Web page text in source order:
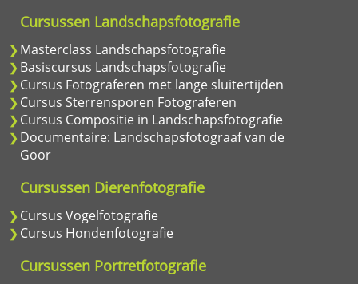
Cursussen Landschapsfotografie
Masterclass Landschapsfotografie
Basiscursus Landschapsfotografie
Cursus Fotograferen met lange sluitertijden
Cursus Sterrensporen Fotograferen
Cursus Compositie in Landschapsfotografie
Documentaire: Landschapsfotograaf van de
Goor
Cursussen Dierenfotografie
Cursus Vogelfotografie
Cursus Hondenfotografie
Cursussen Portretfotografie